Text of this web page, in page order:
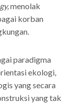
menolak
korban
paradigma
ekologi,
yang secara
yang tak